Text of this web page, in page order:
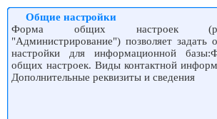
Общие настройки
Форма общих настроек
"Администрирование") позволяет задать
настройки для информационной
общих настроек. Виды контактной
Дополнительные реквизиты и сведения